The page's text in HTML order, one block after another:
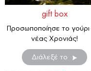
gift box
Προσωποποίησε το γούρι
νέας Χρονιάς!
Διάλεξέ το